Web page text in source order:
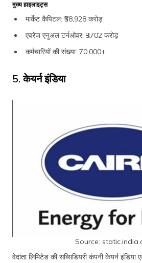
मुख्य हाइलाइट्स
मार्केट कैपिटल: ₹58,928 करोड़
एवरेज एनुअल टर्नओवर: ₹3702 करोड़
कर्मचारियों की संख्या: 70,000+
5. केयर्न इंडिया
Source:
वेदांता लिमिटेड की सब्सिडियरी कंपनी केयर्न